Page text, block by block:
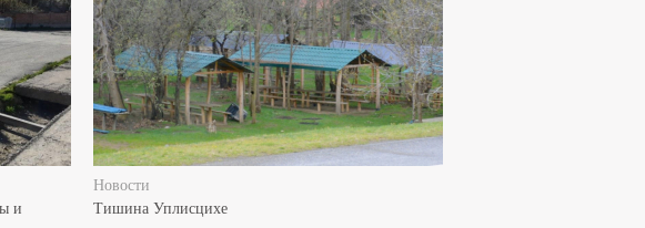
и
Новости
Тишина Уплисцихе